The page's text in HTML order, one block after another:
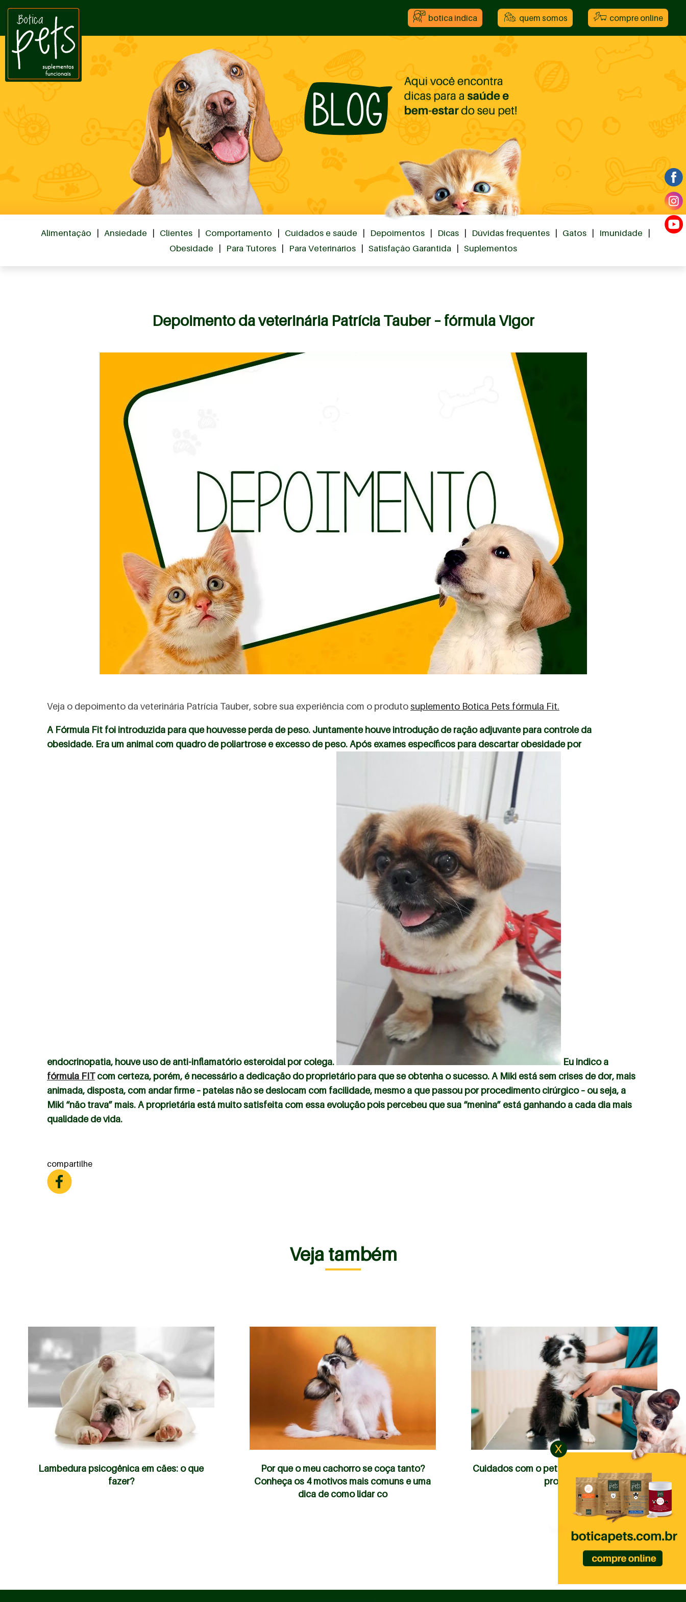
botica indica quem somos compre online
Alimentação Ansiedade Clientes Comportamento Cuidados e saúde Depoimentos Dicas Dúvidas frequentes Gatos Imunidade
Obesidade
Para Tutores Para Veterinários Satisfação Garantida Suplementos
Depoimento da veterinária Patrícia Tauber – fórmula Vigor
Veja o depoimento da veterinária Patrícia Tauber, sobre sua experiência com o produtosuplemento Botica Pets fórmula Fit.
A Fórmula Fit foi introduzida para que houvesse perda de peso. Juntamente houve introdução de ração adjuvante para controle da
obesidade. Era um animal com quadro de poliartrose e excesso de peso. Após exames específicos para descartar obesidade por
endocrinopatia, houve uso de anti-inflamatório esteroidal por colega.
Eu indico a
fórmula FITcom certeza, porém, é necessário a dedicação do proprietário para que se obtenha o sucesso. A Miki está sem crises de dor, mais
animada, disposta, com andar firme – patelas não se deslocam com facilidade, mesmo a que passou por procedimento cirúrgico – ou seja, a
Miki “não trava” mais. A proprietária está muito satisfeita com essa evolução pois percebeu que sua “menina” está ganhando a cada dia mais
qualidade de vida.
compartilhe
Veja também
Lambedura psicogênica em cães: o que
fazer?
Por que o meu cachorro se coça tanto?
Conheça os 4 motivos mais comuns e uma
dica de como lidar co
Cuidados com o pet pós-cirurgia: veja como
proceder!